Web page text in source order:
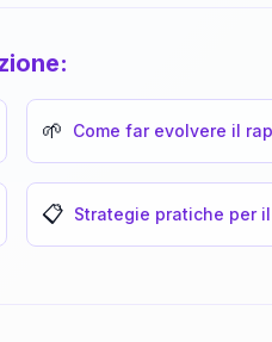
🌱 Come far evolvere il
📋 Strategie pratiche per